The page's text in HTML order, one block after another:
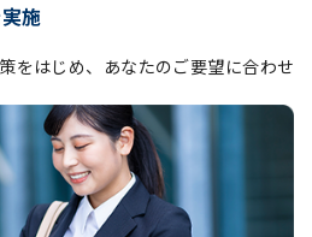
施
をはじめ、あなたのご要望に合わせ